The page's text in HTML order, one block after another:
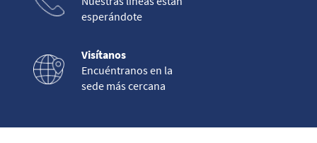
esperándote
Visítanos
Encuéntranos en la
sede más cercana